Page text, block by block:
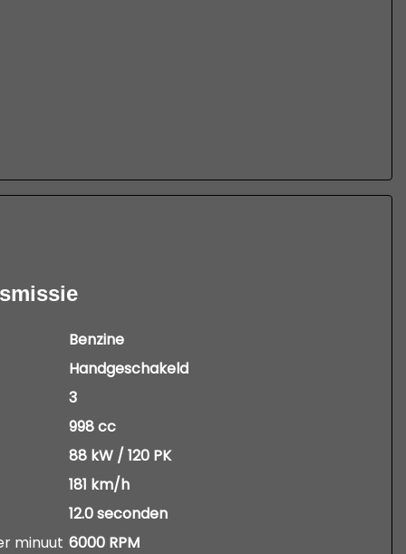
Benzine
Handgeschakeld
3
998 cc
88 kW / 120 PK
181 km/h
12.0 seconden
minuut 6000 RPM